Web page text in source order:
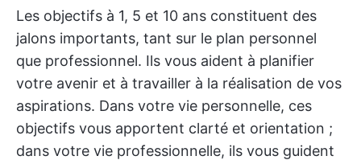
Les objectifs à 1, 5 et 10 ans constituent des
jalons importants, tant sur le plan personnel
que professionnel. Ils vous aident à planifier
votre avenir et à travailler à la réalisation de vos
aspirations. Dans votre vie personnelle, ces
objectifs vous apportent clarté et orientation ;
dans votre vie professionnelle, ils vous guident